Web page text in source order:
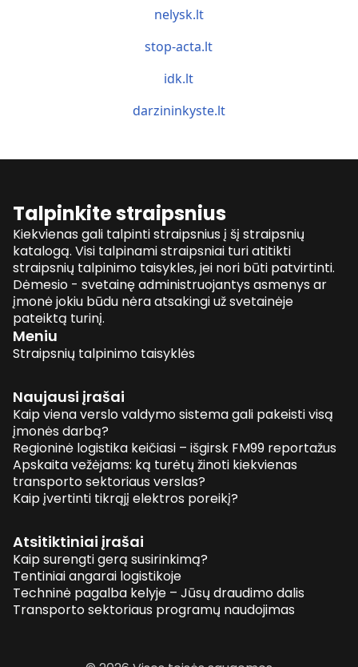
nelysk.lt
stop-acta.lt
idk.lt
darzininkyste.lt
Talpinkite straipsnius
Kiekvienas gali talpinti straipsnius į šį straipsnių
katalogą. Visi talpinami straipsniai turi atitikti
straipsnių talpinimo taisykles, jei nori būti patvirtinti.
Dėmesio - svetainę administruojantys asmenys ar
įmonė jokiu būdu nėra atsakingi už svetainėje
pateiktą turinį.
Meniu
Straipsnių talpinimo taisyklės
Naujausi įrašai
Kaip viena verslo valdymo sistema gali pakeisti visą
įmonės darbą?
Regioninė logistika keičiasi – išgirsk FM99 reportažus
Apskaita vežėjams: ką turėtų žinoti kiekvienas
transporto sektoriaus verslas?
Kaip įvertinti tikrąjį elektros poreikį?
Atsitiktiniai įrašai
Kaip surengti gerą susirinkimą?
Tentiniai angarai logistikoje
Techninė pagalba kelyje – Jūsų draudimo dalis
Transporto sektoriaus programų naudojimas